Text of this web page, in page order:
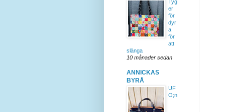
Tyg
er
för
dyr
a
för
att
slänga
10 månader sedan
ANNICKAS
BYRÅ
UF
O;n